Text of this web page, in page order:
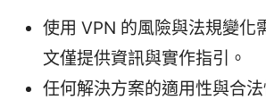
使用 VPN 的風險與法規變化
文僅提供資訊與實作指引。
任何解決方案的適用性與合